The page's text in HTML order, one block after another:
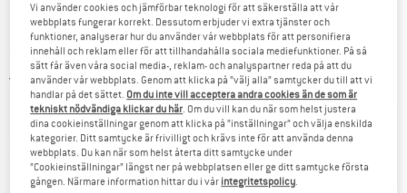
Asolo - Women's Eldo Mid Leather GTX Vibram
- Approachskor
4,0(1)
Vi använder cookies och jämförbar teknologi för att säkerställa att vår
webbplats fungerar korrekt. Dessutom erbjuder vi extra tjänster och
funktioner, analyserar hur du använder vår webbplats för att personifiera
innehåll och reklam eller för att tillhandahålla sociala mediefunktioner. På så
sätt får även våra social media-, reklam- och analyspartner reda på att du
använder vår webbplats. Genom att klicka på ”välj alla” samtycker du till att vi
handlar på det sättet. Om du inte vill acceptera andra cookies än de som är
tekniskt nödvändiga klickar du här. Om du vill kan du när som helst justera
dina cookieinställningar genom att klicka på ”inställningar” och välja enskilda
kategorier. Ditt samtycke är frivilligt och krävs inte för att använda denna
webbplats. Du kan när som helst återta ditt samtycke under
”Cookieinställningar” längst ner på webbplatsen eller ge ditt samtycke första
gången. Närmare information hittar du i vår integritetspolicy.